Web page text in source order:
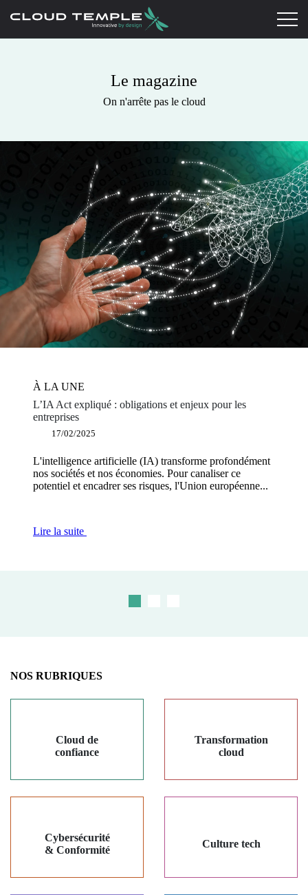
Le magazine
On n'arrête pas le cloud
À LA UNE
L’IA Act expliqué : obligations et enjeux pour les
entreprises
17/02/2025
L'intelligence artificielle (IA) transforme profondément
nos sociétés et nos économies. Pour canaliser ce
potentiel et encadrer ses risques, l'Union européenne...
Lire la suite
À LA UNE
Éditeurs de logiciels : pourquoi devenir plateforme de
dématérialisation partenaire ?
12/12/2024
L'obligation de facturation électronique dans les
échanges BtoB s'inscrit dans un cadre réglementaire
visant à moderniser et sécuriser les échanges...
Lire la suite
À LA UNE
Façonner une Europe puissante et innovante : les
mesures clés proposées dans le rapport Draghi
03/12/2024
L'Europe fait aujourd’hui face à un défi d'innovation et
est en train de subir un déclassement compétitif majeur,
face aux...
Lire la suite
NOS RUBRIQUES
Cloud de
confiance
Transformation
cloud
Cybersécurité
& Conformité
Culture tech